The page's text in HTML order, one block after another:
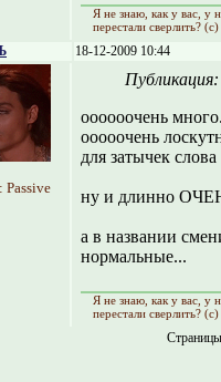
Я не знаю, как y вас, y
перестали сверлить? (с)
18-12-2009 10:44
Passive
оооооочень
ооооочень
для затычек
ну и длинно
а в названии
нормальные...
Я не знаю, как y вас, y
перестали сверлить? (с)